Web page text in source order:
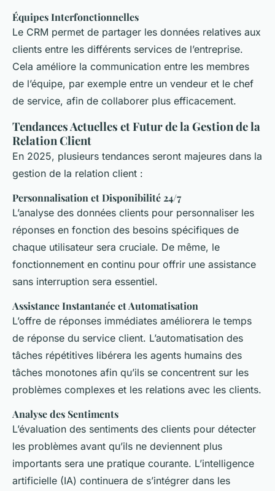
Équipes Interfonctionnelles
Le CRM permet de partager les données relatives aux
clients entre les différents services de l’entreprise.
Cela améliore la communication entre les membres
de l’équipe, par exemple entre un vendeur et le chef
de service, afin de collaborer plus efficacement.
Tendances Actuelles et Futur de la Gestion de la
Relation Client
En 2025, plusieurs tendances seront majeures dans la
gestion de la relation client :
Personnalisation et Disponibilité 24/7
L’analyse des données clients pour personnaliser les
réponses en fonction des besoins spécifiques de
chaque utilisateur sera cruciale. De même, le
fonctionnement en continu pour offrir une assistance
sans interruption sera essentiel.
Assistance Instantanée et Automatisation
L’offre de réponses immédiates améliorera le temps
de réponse du service client. L’automatisation des
tâches répétitives libérera les agents humains des
tâches monotones afin qu’ils se concentrent sur les
problèmes complexes et les relations avec les clients.
Analyse des Sentiments
L’évaluation des sentiments des clients pour détecter
les problèmes avant qu’ils ne deviennent plus
importants sera une pratique courante. L’intelligence
artificielle (IA) continuera de s’intégrer dans les